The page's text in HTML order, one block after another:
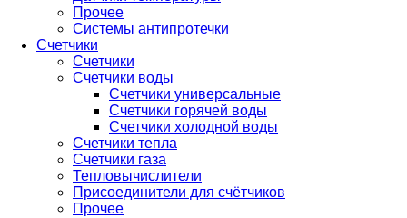
Прочее
Системы антипротечки
Счетчики
Счетчики
Счетчики воды
Счетчики универсальные
Счетчики горячей воды
Счетчики холодной воды
Счетчики тепла
Счетчики газа
Тепловычислители
Присоединители для счётчиков
Прочее